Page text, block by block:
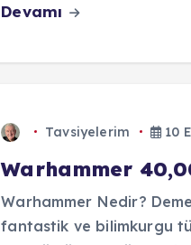
Devamı
Tavsiyelerim 10
Warhammer
Warhammer Nedir?
fantastik ve bilimkurgu